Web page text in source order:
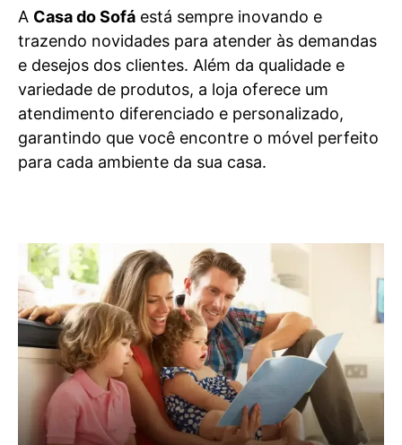
A Casa do Sofá está sempre inovando e
trazendo novidades para atender às demandas
e desejos dos clientes. Além da qualidade e
variedade de produtos, a loja oferece um
atendimento diferenciado e personalizado,
garantindo que você encontre o móvel perfeito
para cada ambiente da sua casa.